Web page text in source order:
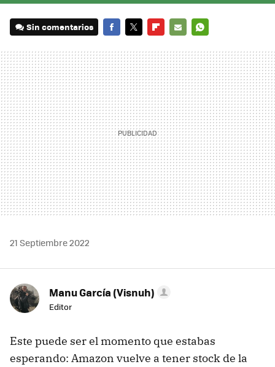
Sin comentarios
MAIL
21 Septiembre 2022
Manu García (Visnuh)
Editor
Este puede ser el momento que estabas
esperando: Amazon vuelve a tener stock de la